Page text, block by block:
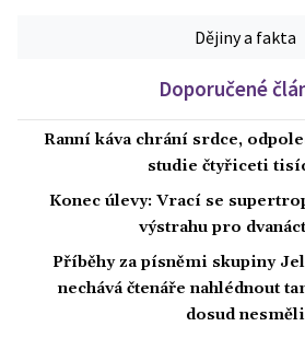
Dějiny a fakta
Doporučené
Ranní káva chrání srdce,
studie čtyřiceti
Konec úlevy: Vrací se
výstrahu pro
Příběhy za písněmi skupiny
nechává čtenáře nahlédnout
dosud nesměli